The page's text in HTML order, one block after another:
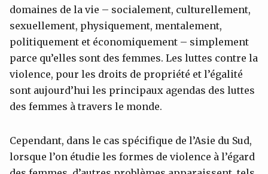
domaines de la vie – socialement, culturellement,
sexuellement, physiquement, mentalement,
politiquement et économiquement – simplement
parce qu’elles sont des femmes. Les luttes contre la
violence, pour les droits de propriété et l’égalité
sont aujourd’hui les principaux agendas des luttes
des femmes à travers le monde.
Cependant, dans le cas spécifique de l’Asie du Sud,
lorsque l’on étudie les formes de violence à l’égard